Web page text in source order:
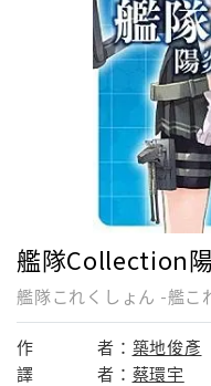
艦隊Collection
艦隊これくしょん -艦こ
作 者： 築地俊彥
譯
者： 蔡環宇